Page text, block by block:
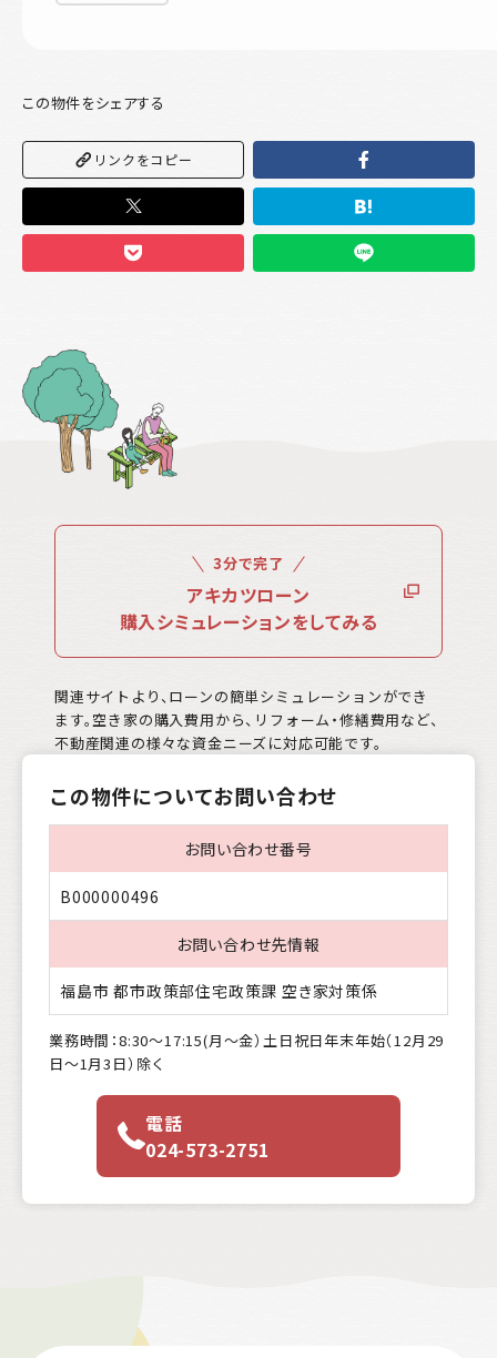
この物件をシェアする
リンクをコピー
3分で完了
アキカツローン
購入シミュレーションをしてみる
関連サイトより、ローンの簡単シミュレーションができ
ます。空き家の購入費用から、リフォーム・修繕費用など、
不動産関連の様々な資金ニーズに対応可能です。
この物件についてお問い合わせ
お問い合わせ番号
B000000496
お問い合わせ先情報
福島市 都市政策部住宅政策課 空き家対策係
業務時間：8:30〜17:15(月〜金）土日祝日年末年始（12月29
日〜1月3日）除く
電話
024-573-2751